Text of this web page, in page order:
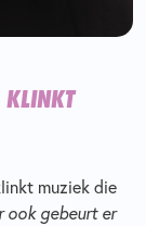
muziek die
ook gebeurt er